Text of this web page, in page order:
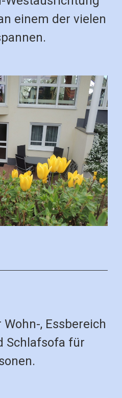
einem der vielen
, Essbereich
Schlafsofa für